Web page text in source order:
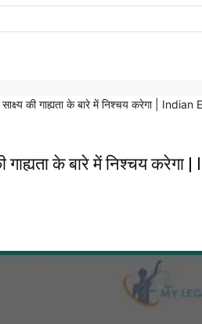
साक्ष्य की गाह्यता के बारे में निश्चय
की गाह्यता के बारे में